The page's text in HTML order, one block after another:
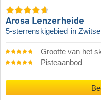
Arosa Lenzerheide
5-sterrenskigebied in
Grootte van het
Pisteaanbod